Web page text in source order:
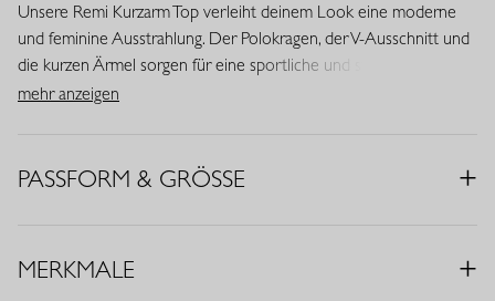
Unsere Remi Kurzarm Top verleiht deinem Look eine moderne
und feminine Ausstrahlung. Der Polokragen, der V-Ausschnitt und
die kurzen Ärmel sorgen für eine sportliche und stilvolle Note.
Dank des festen Heavy Travelstoffs verbindet dieses Modell
• Farbe: Kit
• Kurze Ärmel
mehr anzeigen
PASSFORM & GRÖSSE
MERKMALE